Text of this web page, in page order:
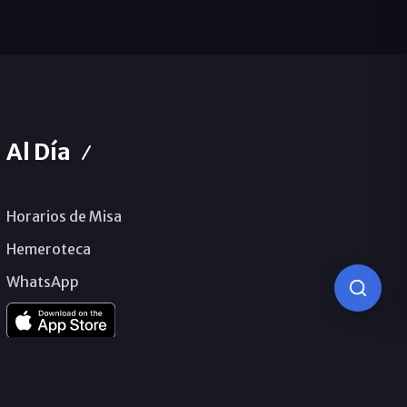
Al Día
Horarios de Misa
Hemeroteca
WhatsApp